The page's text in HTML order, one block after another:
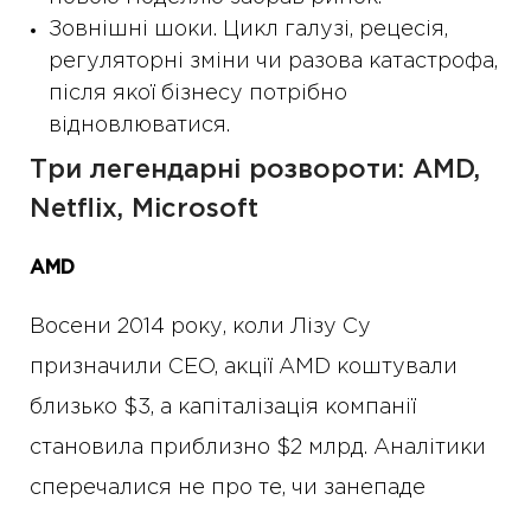
Зовнішні шоки. Цикл галузі, рецесія,
регуляторні зміни чи разова катастрофа,
після якої бізнесу потрібно
відновлюватися.
Три легендарні розвороти: AMD,
Netflix, Microsoft
AMD
Восени 2014 року, коли Лізу Су
призначили CEO, акції AMD коштували
близько $3, а капіталізація компанії
становила приблизно $2 млрд. Аналітики
сперечалися не про те, чи занепаде